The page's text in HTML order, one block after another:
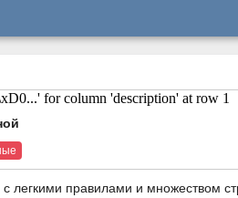
for column 'description' at row 1
с легкими правилами и множеством